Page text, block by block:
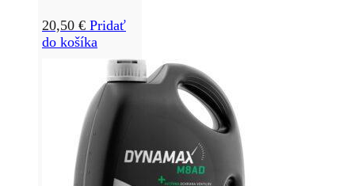
20,50 € Pridať
do košíka